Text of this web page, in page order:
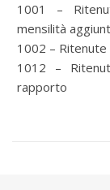
1001 –
mensilità
1002 –
1012 –
rapporto